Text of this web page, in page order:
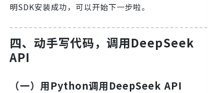
明SDK安装成功，可以开始下一步啦。
四、动手写代码，调用DeepSeek
API
（一）用Python调用DeepSeek API